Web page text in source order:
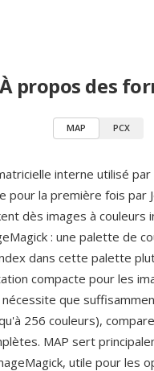
À propos des
MAP PCX
interne utilisé par
pour la première fois par
dès images à couleurs
: une palette de
dans cette palette
compacte pour les
que
256 couleurs),
MAP sert
utile pour les